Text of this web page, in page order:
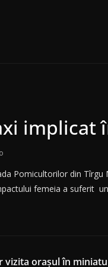
implicat
Pomicultorilor din
femeia a suferit
vizita orașul în